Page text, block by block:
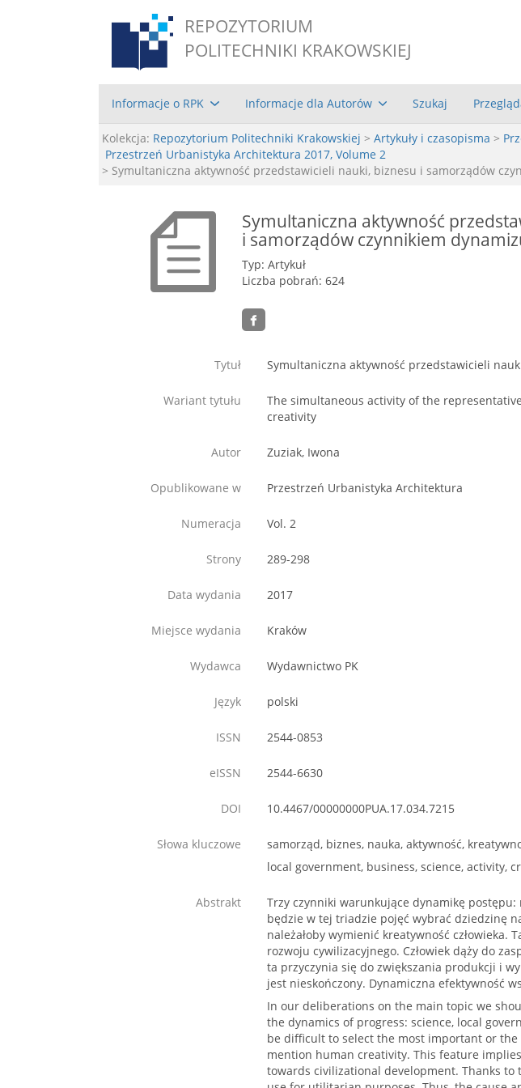
REPOZYTORIUM
POLITECHNIKI KRAKOWSKIEJ
Informacje o RPK Informacje dla Autorów Szukaj
Kolekcja: Repozytorium Politechniki Krakowskiej > Artykuły i czasopisma >
Przestrzeń Urbanistyka Architektura 2017, Volume 2
> Symultaniczna aktywność przedstawicieli nauki, biznesu i samorządów
Symultaniczna aktywność
i samorządów czynnikiem
Typ: Artykuł
Liczba pobrań: 624
Tytuł Symultaniczna aktywność przedstawicieli
Wariant tytułu
The simultaneous activity of the
creativity
Autor Zuziak, Iwona
Opublikowane w Przestrzeń Urbanistyka Architektura
Numeracja Vol. 2
Strony 289-298
Data wydania 2017
Miejsce wydania Kraków
Wydawca Wydawnictwo PK
Język polski
ISSN 2544-0853
eISSN 2544-6630
DOI 10.4467/00000000PUA.17.034.7215
Słowa kluczowe
samorząd, biznes, nauka, aktywność,
local government, business, science, activity,
Abstrakt
Trzy czynniki warunkujące dynamikę
będzie w tej triadzie pojęć wybrać dziedzinę
należałoby wymienić kreatywność
rozwoju cywilizacyjnego. Człowiek dąży do
ta przyczynia się do zwiększania produkcji i
jest nieskończony. Dynamiczna efektywność
In our deliberations on the main topic we
the dynamics of progress: science, local
be difficult to select the most important or
mention human creativity. This feature
towards civilizational development. Thanks